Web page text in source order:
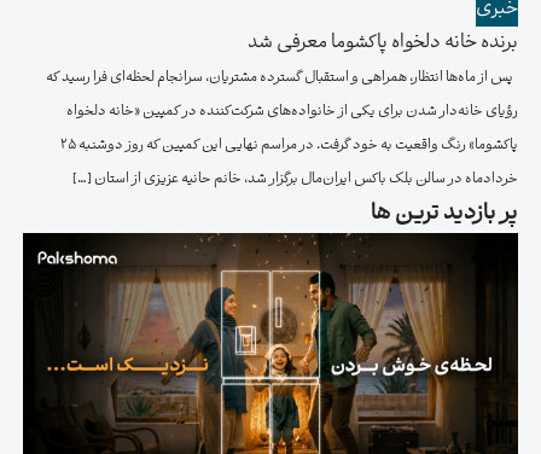
خبری
برنده خانه دلخواه پاکشوما معرفی شد
پس از ماه‌ها انتظار، همراهی و استقبال گسترده مشتریان، سرانجام لحظه‌ای فرا رسید که
رؤیای خانه‌دار شدن برای یکی از خانواده‌های شرکت‌کننده در کمپین «خانه دلخواه
پاکشوما» رنگ واقعیت به خود گرفت. در مراسم نهایی این کمپین که روز دوشنبه ۲۵
خردادماه در سالن بلک باکس ایران‌مال برگزار شد، خانم حانیه عزیزی از استان […]
پر بازدید ترین ها